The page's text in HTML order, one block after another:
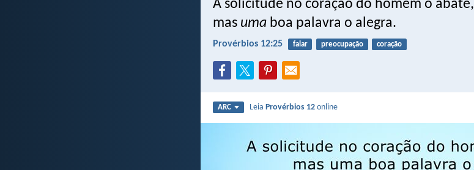
A solicitude no coração do homem o abate,
mas uma boa palavra o alegra.
Provérbios 12:25 falar preocupação coração
ARC LeiaProvérbios 12 online